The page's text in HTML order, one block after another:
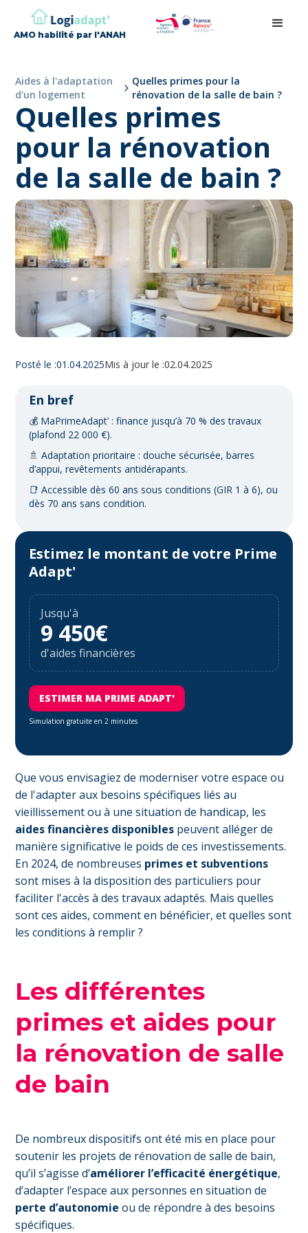
AMO habilité par l'ANAH
Aides à l'adaptation
d'un logement
Quelles primes pour la
rénovation de la salle de bain ?
Quelles primes
pour la rénovation
de la salle de bain ?
Posté le :01.04.2025Mis à jour le :02.04.2025
En bref
💰 MaPrimeAdapt’ : finance jusqu’à 70 % des travaux
(plafond 22 000 €).
🚿 Adaptation prioritaire : douche sécurisée, barres
d’appui, revêtements antidérapants.
📑 Accessible dès 60 ans sous conditions (GIR 1 à 6), ou
dès 70 ans sans condition.
Estimez le montant de votre Prime
Adapt'
Jusqu'à
9 450€
d'aides financières
ESTIMER MA PRIME ADAPT'
Simulation gratuite en 2 minutes
Que vous envisagiez de moderniser votre espace ou
de l'adapter aux besoins spécifiques liés au
vieillissement ou à une situation de handicap, les
aides financières disponibles peuvent alléger de
manière significative le poids de ces investissements.
En 2024, de nombreuses primes et subventions
sont mises à la disposition des particuliers pour
faciliter l'accès à des travaux adaptés. Mais quelles
sont ces aides, comment en bénéficier, et quelles sont
les conditions à remplir ?
Les différentes
primes et aides pour
la rénovation de salle
de bain
De nombreux dispositifs ont été mis en place pour
soutenir les projets de rénovation de salle de bain,
qu’il s’agisse d’améliorer l’efficacité énergétique,
d’adapter l’espace aux personnes en situation de
perte d’autonomie ou de répondre à des besoins
spécifiques.